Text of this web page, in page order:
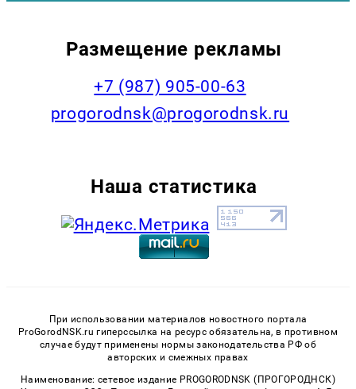
Размещение рекламы
+7 (987) 905-00-63
progorodnsk@progorodnsk.ru
Наша статистика
При использовании материалов новостного портала
ProGorodNSK.ru гиперссылка на ресурс обязательна, в противном
случае будут применены нормы законодательства РФ об
авторских и смежных правах
Наименование: сетевое издание PROGORODNSK (ПРОГОРОДНСК)